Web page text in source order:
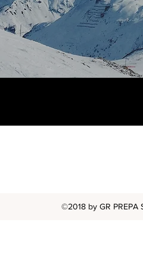
©2018 by GR PREPA